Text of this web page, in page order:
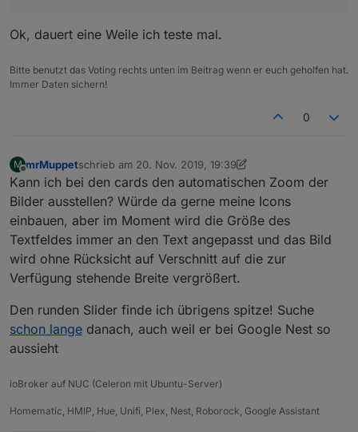
Ok, dauert eine Weile ich teste mal.
Bitte benutzt das Voting rechts unten im Beitrag wenn er euch geholfen hat.
Immer Daten sichern!
0
M
Offline
mrMuppetschrieb am 20. Nov. 2019, 19:39
zuletzt editiert von mrMuppet
Kann ich bei den cards den automatischen Zoom der
Bilder ausstellen? Würde da gerne meine Icons
einbauen, aber im Moment wird die Größe des
Textfeldes immer an den Text angepasst und das Bild
wird ohne Rücksicht auf Verschnitt auf die zur
Verfügung stehende Breite vergrößert.
Den runden Slider finde ich übrigens spitze! Suche
schon lange danach, auch weil er bei Google Nest so
aussieht
ioBroker auf NUC (Celeron mit Ubuntu-Server)
Homematic, HMIP, Hue, Unifi, Plex, Nest, Roborock, Google Assistant